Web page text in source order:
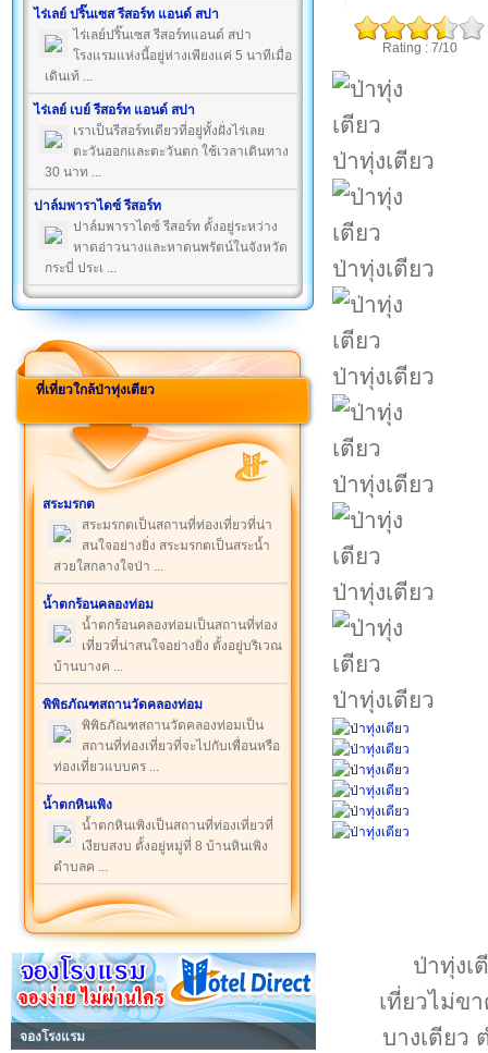
ไร่เลย์ ปริ๊นเซส รีสอร์ท แอนด์ สปา
ไร่เลย์ปริ๊นเซส รีสอร์ทแอนด์ สปา
โรงแรมแห่งนี้อยู่ห่างเพียงแค่ 5 นาทีเมื่อ
เดินเท้ ...
ไร่เลย์ เบย์ รีสอร์ท แอนด์ สปา
เราเป็นรีสอร์ทเดียวที่อยู่ทั้งฝั่งไร่เลย
ตะวันออกและตะวันตก ใช้เวลาเดินทาง
30 นาท ...
ปาล์มพาราไดซ์ รีสอร์ท
ปาล์มพาราไดซ์ รีสอร์ท ตั้งอยู่ระหว่าง
หาดอ่าวนางและหาดนพรัตน์ในจังหวัด
กระบี่ ประเ ...
ที่เที่ยวใกล้ป่าทุ่งเตียว
สระมรกต
สระมรกตเป็นสถานที่ท่องเที่ยวที่น่า
สนใจอย่างยิ่ง สระมรกตเป็นสระน้ำ
สวยใสกลางใจป่า ...
น้ำตกร้อนคลองท่อม
น้ำตกร้อนคลองท่อมเป็นสถานที่ท่อง
เที่ยวที่น่าสนใจอย่างยิ่ง ตั้งอยู่บริเวณ
บ้านบางค ...
พิพิธภัณฑสถานวัดคลองท่อม
พิพิธภัณฑสถานวัดคลองท่อมเป็น
สถานที่ท่องเที่ยวที่จะไปกับเพื่อนหรือ
ท่องเที่ยวแบบคร ...
น้ำตกหินเพิง
น้ำตกหินเพิงเป็นสถานที่ท่องเที่ยวที่
เงียบสงบ ตั้งอยู่หมู่ที่ 8 บ้านหินเพิง
ตำบลค ...
จองโรงแรม
Rating : 7/10
ป่าทุ่งเตียว
ป่าทุ่งเตียว
ป่าทุ่งเตียว
ป่าทุ่งเตียว
ป่าทุ่งเตียว
ป่าทุ่งเตียว
ป่าทุ่งเ
เที่ยวไม่ข
บางเตียว